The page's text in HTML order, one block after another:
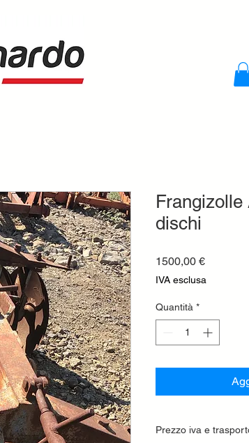
Frangizolle
dischi
1500,00 €Prezzo
IVA esclusa
Quantità *
Prezzo iva e